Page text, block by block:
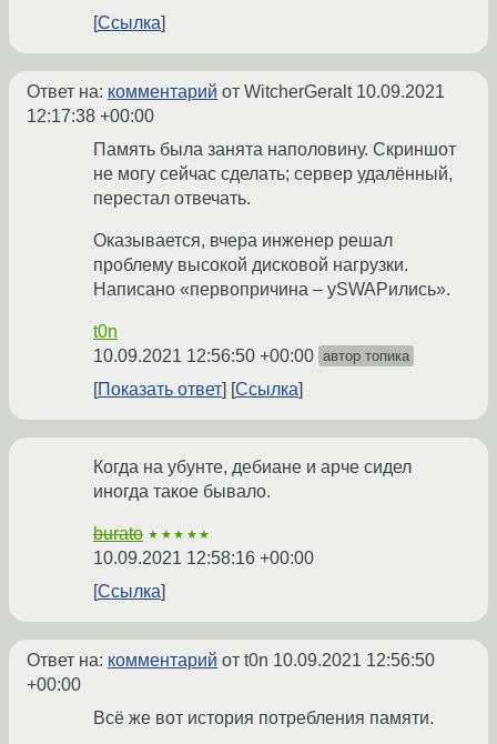
Ссылка
Ответ на: комментарий от WitcherGeralt 10.09.2021
12:17:38 +00:00
Память была занята наполовину. Скриншот
не могу сейчас сделать; сервер удалённый,
перестал отвечать.
Оказывается, вчера инженер решал
проблему высокой дисковой нагрузки.
Написано «первопричина – уSWAPились».
t0n
10.09.2021 12:56:50 +00:00 автор топика
Показать ответ Ссылка
Когда на убунте, дебиане и арче сидел
иногда такое бывало.
burato ★★★★★
10.09.2021 12:58:16 +00:00
Ссылка
Ответ на: комментарий от t0n 10.09.2021 12:56:50
+00:00
Всё же вот история потребления памяти.